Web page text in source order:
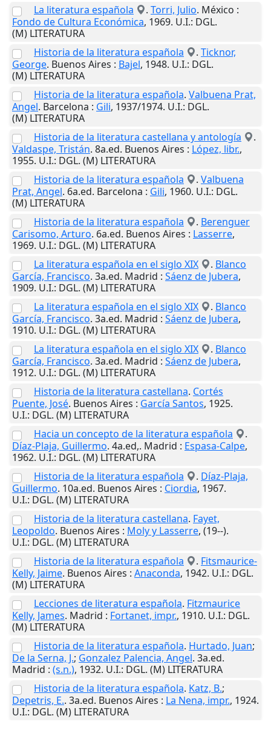
La literatura española
. Torri, Julio. México :
Fondo de Cultura Económica, 1969. U.I.: DGL.
(M) LITERATURA
Historia de la literatura española
. Ticknor,
George. Buenos Aires : Bajel, 1948. U.I.: DGL.
(M) LITERATURA
Historia de la literatura española. Valbuena Prat,
Angel. Barcelona : Gili, 1937/1974. U.I.: DGL.
(M) LITERATURA
Historia de la literatura castellana y antología
.
Valdaspe, Tristán. 8a.ed. Buenos Aires : López, libr.,
1955. U.I.: DGL. (M) LITERATURA
Historia de la literatura española
. Valbuena
Prat, Angel. 6a.ed. Barcelona : Gili, 1960. U.I.: DGL.
(M) LITERATURA
Historia de la literatura española
. Berenguer
Carisomo, Arturo. 6a.ed. Buenos Aires : Lasserre,
1969. U.I.: DGL. (M) LITERATURA
La literatura española en el siglo XIX
. Blanco
García, Francisco. 3a.ed. Madrid : Sáenz de Jubera,
1909. U.I.: DGL. (M) LITERATURA
La literatura española en el siglo XIX
. Blanco
García, Francisco. 3a.ed. Madrid : Sáenz de Jubera,
1910. U.I.: DGL. (M) LITERATURA
La literatura española en el siglo XIX
. Blanco
García, Francisco. 3a.ed. Madrid : Sáenz de Jubera,
1912. U.I.: DGL. (M) LITERATURA
Historia de la literatura castellana. Cortés
Puente, José. Buenos Aires : García Santos, 1925.
U.I.: DGL. (M) LITERATURA
Hacia un concepto de la literatura española
.
Díaz-Plaja, Guillermo. 4a.ed,. Madrid : Espasa-Calpe,
1962. U.I.: DGL. (M) LITERATURA
Historia de la literatura española
. Díaz-Plaja,
Guillermo. 10a.ed. Buenos Aires : Ciordia, 1967.
U.I.: DGL. (M) LITERATURA
Historia de la literatura castellana. Fayet,
Leopoldo. Buenos Aires : Moly y Lasserre, (19--).
U.I.: DGL. (M) LITERATURA
Historia de la literatura española
. Fitsmaurice-
Kelly, Jaime. Buenos Aires : Anaconda, 1942. U.I.: DGL.
(M) LITERATURA
Lecciones de literatura española. Fitzmaurice
Kelly, James. Madrid : Fortanet, impr., 1910. U.I.: DGL.
(M) LITERATURA
Historia de la literatura española. Hurtado, Juan;
De la Serna, J.; Gonzalez Palencia, Angel. 3a.ed.
Madrid : (s.n.), 1932. U.I.: DGL. (M) LITERATURA
Historia de la literatura española. Katz, B.;
Depetris, E.. 3a.ed. Buenos Aires : La Nena, impr., 1924.
U.I.: DGL. (M) LITERATURA